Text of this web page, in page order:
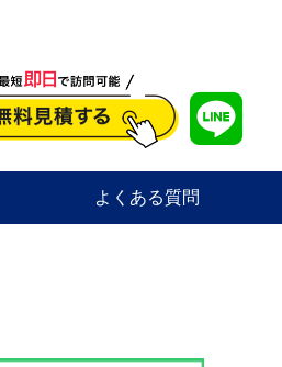
よくある質問